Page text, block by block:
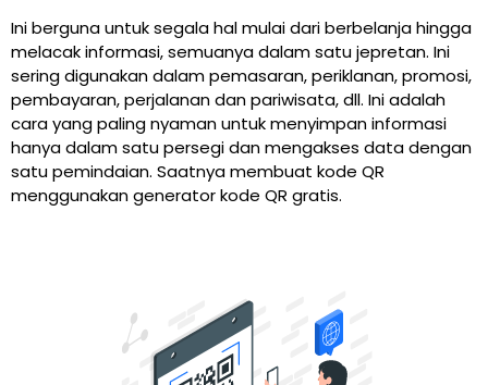
Ini berguna untuk segala hal mulai dari berbelanja hingga
melacak informasi, semuanya dalam satu jepretan. Ini
sering digunakan dalam pemasaran, periklanan, promosi,
pembayaran, perjalanan dan pariwisata, dll. Ini adalah
cara yang paling nyaman untuk menyimpan informasi
hanya dalam satu persegi dan mengakses data dengan
satu pemindaian. Saatnya membuat kode QR
menggunakan generator kode QR gratis.